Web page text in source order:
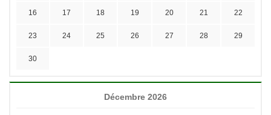
16 17 18 19 20 21 22
23 24 25 26 27 28 29
30
Décembre 2026